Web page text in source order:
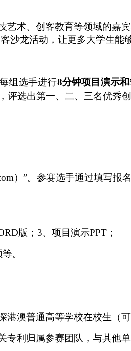
艺术、创客教育等领域的嘉
沙龙活动，让更多大学生
组选手进行8分钟项目演示
评选出第一、二、三名优秀创
）”。参赛选手通过填写
版；3、项目演示PPT；
。
港澳普通高等学校在校生（
专利归属参赛团队，与其他